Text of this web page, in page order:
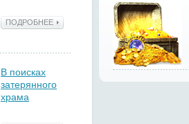
ПОДРОБНЕЕ
В поисках
затерянного
храма